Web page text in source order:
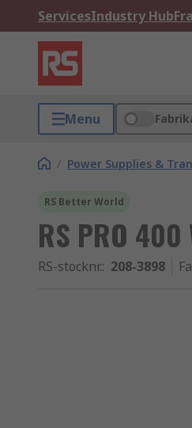
ServicesIndustry Hub
Menu
/ Power Supplies &
RS Better World
RS PRO
RS-stocknr.: 208-3898